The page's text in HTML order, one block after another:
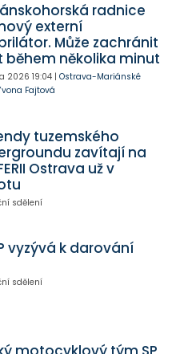
radnice
externí
Může zachránit
během několika minut
2026 19:04| Ostrava-Mariánské
Fajtová
tuzemského
zavítají na
Ostrava už v
sdělení
vyzývá k darování
sdělení